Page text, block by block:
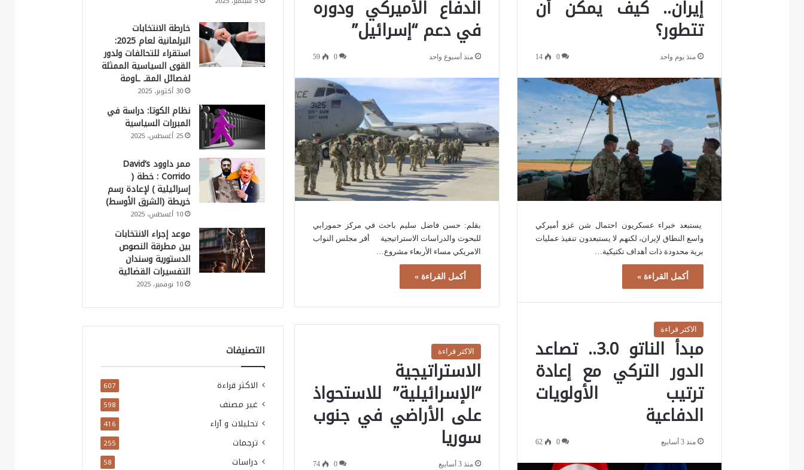
إيران.. كيف يمكن أن
تتطور؟
منذ يوم واحد 0
14
يستبعد خبراء عسكريون احتمال شن غزو أميركي
واسع النطاق لإيران، لكنهم لا يستبعدون تنفيذ عمليات
برية محدودة ذات أهداف تكتيكية…
أكمل القراءة »
الدفاع الأميركي ودوره
في دعم “إسرائيل”
منذ أسبوع واحد 0
59
بقلم: حسن فاضل سليم باحث في مركز حمورابي
للبحوث والدراسات الاستراتيجية أقر مجلس النواب
الامريكي مساء الأربعاء مشروع…
أكمل القراءة »
الاكثر قراءة
مبدأ الناتو 3.0.. تصاعد
الدور التركي مع إعادة
ترتيب الأولويات
الدفاعية
منذ 3 أسابيع 0
62
الاكثر قراءة
الاستراتيجية
“الإسرائيلية” للاستحواذ
على الأراضي في جنوب
سوريا
منذ 3 أسابيع 0
74
خارطة الانتخابات
البرلمانية لعام 2025:
استقراء للتحالفات ولدور
القوى السياسية الممثلة
لفصائل المقـ ـاومة
30 أكتوبر، 2025
نظام الكوتا: دراسة في
المبررات السياسية
25 أغسطس، 2025
ممر داوود David’s
Corrido : خطة (
إسرائيلية ) لإعادة رسم
خريطة (الشرق الأوسط)
10 أغسطس، 2025
موعد إجراء الانتخابات
بين مطرقة النصوص
الدستورية وسندان
التفسيرات القضائية
10 نوفمبر، 2025
التصنيفات
الاكثر قراءة 607
غير مصنف 598
تحليلات و آراء 416
ترجمات 255
دراسات 58